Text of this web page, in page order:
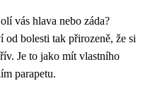
vás hlava nebo záda?
bolesti tak přirozeně, že si
Je to jako mít vlastního
parapetu.